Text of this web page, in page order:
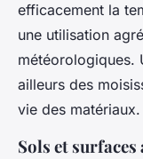
efficacement la
une utilisation
météorologiques.
ailleurs des
vie des matériaux.
Sols et surfaces